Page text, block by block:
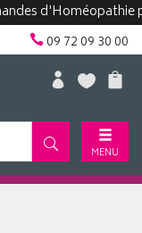
d'Homéopathie
09 72 09 30 00
MENU